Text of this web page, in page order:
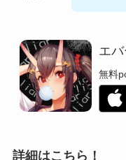
エ
無料
詳細はこちら！